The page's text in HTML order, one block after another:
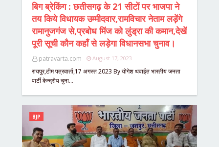
बिग ब्रेकिंग : छतीसगढ़ के 21 सीटों पर भाजपा ने
तय किये विधायक उम्मीदवार,रामविचार नेताम लड़ेंगे
रामानुजगंज से,प्रबोध मिंज को लुंड्रा की कमान,देखें
पूरी सूची कौन कहाँ से लड़ेगा विधानसभा चुनाव।
patravarta.com August 17, 2023
रायपुर,टीम पत्रवार्ता,17 अगस्त 2023 By योगेश थवाईत भारतीय जनता
पार्टी केन्द्रीय चुना…
BJP